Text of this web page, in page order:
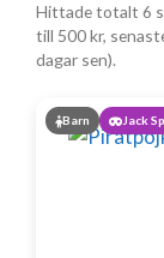
Hittade totalt 6
till 500kr,
dagar sen).
Barn Jack